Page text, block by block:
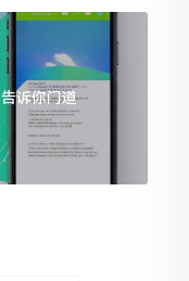
诉你门道